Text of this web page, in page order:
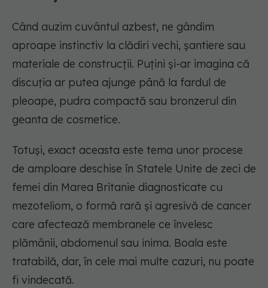
Când auzim cuvântul azbest, ne gândim
aproape instinctiv la clădiri vechi, șantiere sau
materiale de construcții. Puțini și-ar imagina că
discuția ar putea ajunge până la fardul de
pleoape, pudra compactă sau bronzerul din
geanta de cosmetice.
Totuși, exact aceasta este tema unor procese
de amploare deschise în Statele Unite de zeci de
femei din Marea Britanie diagnosticate cu
mezoteliom, o formă rară și agresivă de cancer
care afectează membranele ce învelesc
plămânii, abdomenul sau inima. Boala este
tratabilă, dar, în cele mai multe cazuri, nu poate
fi vindecată.